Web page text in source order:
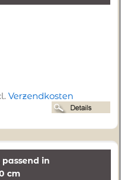
Verzendkosten
in
cm